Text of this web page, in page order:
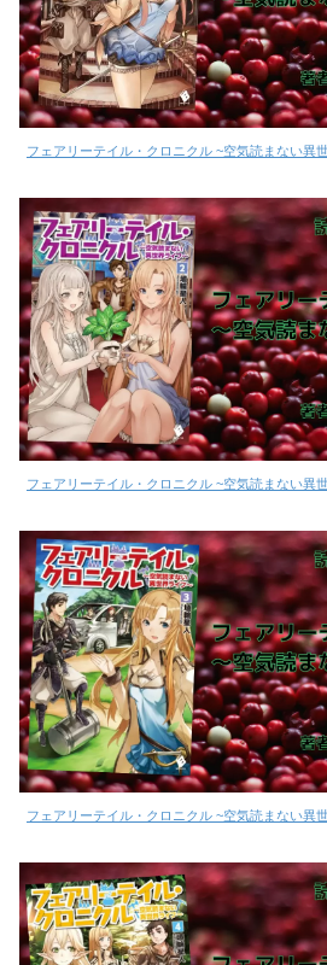
フェアリーテイル・クロニクル ~空気読まない異
フェアリーテイル・クロニクル ~空気読まない異
フェアリーテイル・クロニクル ~空気読まない異